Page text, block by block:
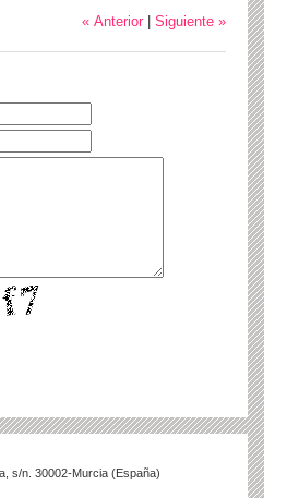
Siguiente »
« Anterior
s/n. 30002-Murcia (España)